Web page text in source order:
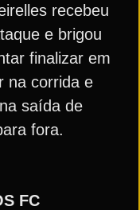
recebeu
e brigou
finalizar em
na corrida e
saída de
fora.
FC